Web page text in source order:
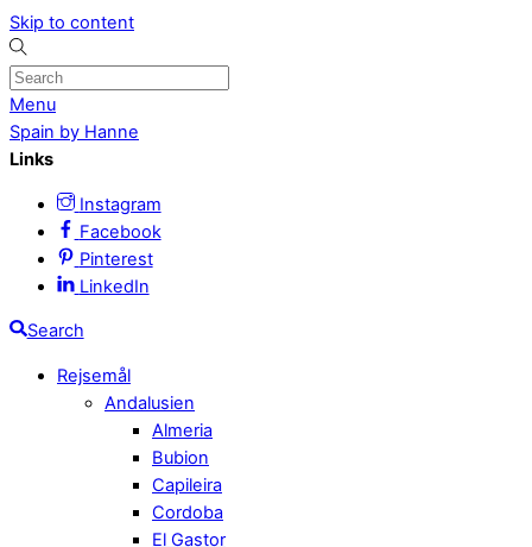
Skip to content
Menu
Spain by Hanne
Links
Instagram
Facebook
Pinterest
LinkedIn
Search
Rejsemål
Andalusien
Almeria
Bubion
Capileira
Cordoba
El Gastor